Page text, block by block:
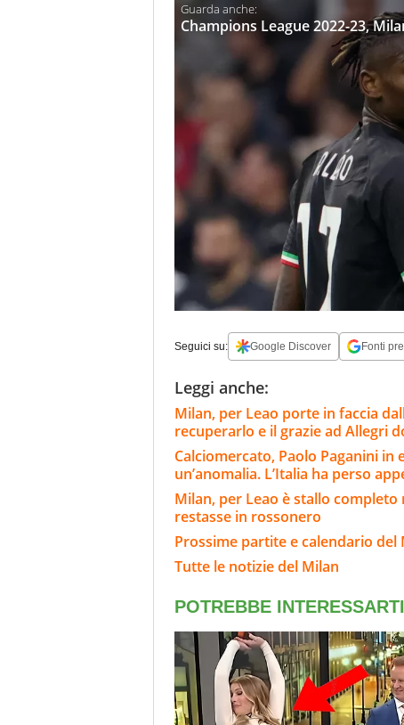
Champions League 2022-23,
Seguici su: Google Discover Fonti
Leggi anche:
Milan, per Leao porte in faccia
recuperarlo e il grazie ad Allegri
Calciomercato, Paolo Paganini in
un’anomalia. L’Italia ha perso
Milan, per Leao è stallo
restasse in rossonero
Prossime partite e calendario del
Tutte le notizie del Milan